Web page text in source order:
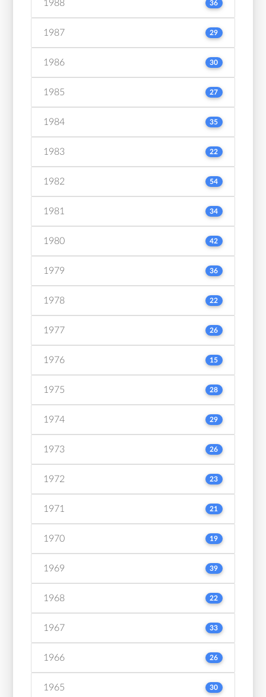
1988 36
1987 29
1986 30
1985 27
1984 35
1983 22
1982 54
1981 34
1980 42
1979 36
1978 22
1977 26
1976 15
1975 28
1974 29
1973 26
1972 23
1971 21
1970 19
1969 39
1968 22
1967 33
1966 26
1965 30